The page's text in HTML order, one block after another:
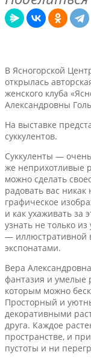
В Ясногорской
открылась
женского клуба
Александровны
На выставке
суккулентов.
Суккуленты —
же неприхотливые
можно сделать
радовать вас
графическое
и как ухаживать
узнать не только
— иллюстративной
экспонатами.
Вера
фантазия и умелые
которым можно
Просторный и
декоративными
друга. Каждое
пространстве, и
пустоты и ни